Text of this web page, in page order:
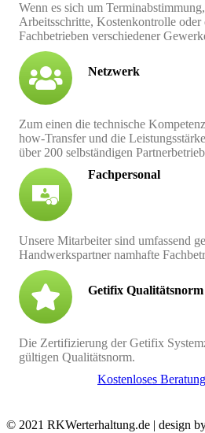
Wenn es sich um
Arbeitsschritte, Kostenkontrolle
Fachbetrieben verschiedener
Netzwerk
Zum einen die technische
how-Transfer und die
über 200 selbständigen
Fachpersonal
Unsere Mitarbeiter sind umfassend
Handwerkspartner namhafte
Getifix Qualitätsnorm
Die Zertifizierung der Getifix
gültigen Qualitätsnorm.
Kostenloses
© 2021 RKWerterhaltung.de | design